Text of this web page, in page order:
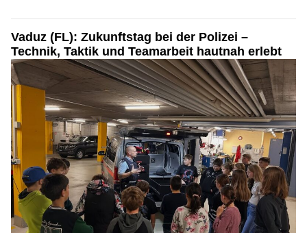
Vaduz (FL): Zukunftstag bei der Polizei –
Technik, Taktik und Teamarbeit hautnah erlebt